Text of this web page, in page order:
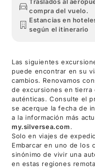
compra del vuelo.
Estancias en
según el itinerario
Las siguientes
puede encontrar en su
cambios. Renovamos
de excursiones en tierra
auténticas. Consulte el
se acerque la fecha de
a la información más
my.silversea.com.
Solo en viajes de
Embarcar en uno de los
sinónimo de vivir una
en estas regiones